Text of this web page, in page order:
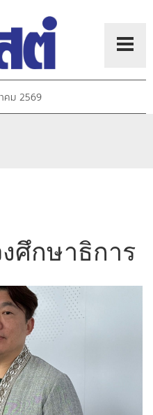
คม 2569
ศึกษาธิการ